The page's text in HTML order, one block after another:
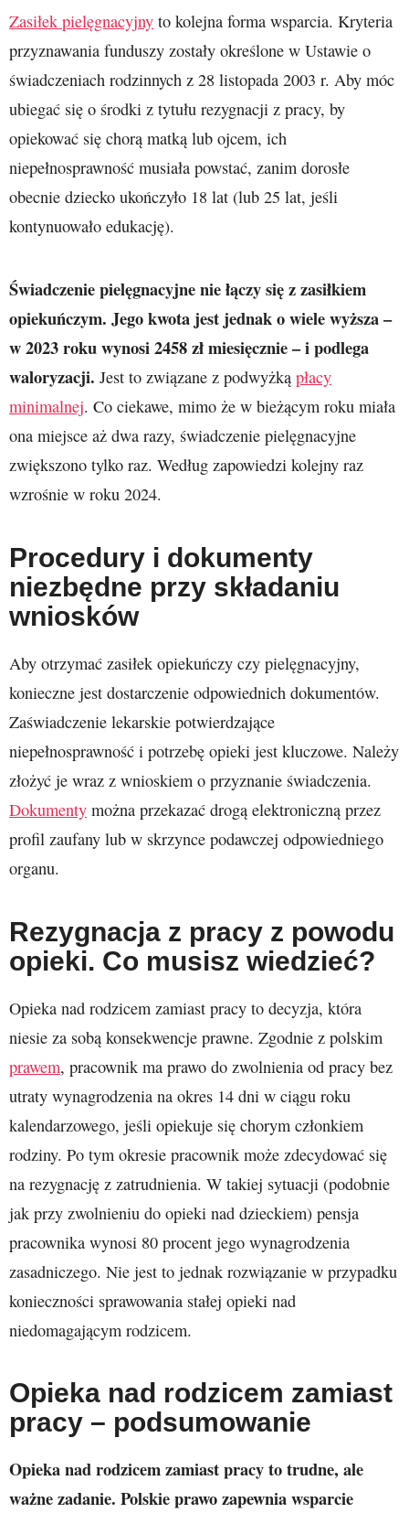
Zasiłek pielęgnacyjny to kolejna forma wsparcia. Kryteria
przyznawania funduszy zostały określone w Ustawie o
świadczeniach rodzinnych z 28 listopada 2003 r. Aby móc
ubiegać się o środki z tytułu rezygnacji z pracy, by
opiekować się chorą matką lub ojcem, ich
niepełnosprawność musiała powstać, zanim dorosłe
obecnie dziecko ukończyło 18 lat (lub 25 lat, jeśli
kontynuowało edukację).
Świadczenie pielęgnacyjne nie łączy się z zasiłkiem
opiekuńczym. Jego kwota jest jednak o wiele wyższa –
w 2023 roku wynosi 2458 zł miesięcznie – i podlega
waloryzacji. Jest to związane z podwyżką płacy
minimalnej. Co ciekawe, mimo że w bieżącym roku miała
ona miejsce aż dwa razy, świadczenie pielęgnacyjne
zwiększono tylko raz. Według zapowiedzi kolejny raz
wzrośnie w roku 2024.
Procedury i dokumenty
niezbędne przy składaniu
wniosków
Aby otrzymać zasiłek opiekuńczy czy pielęgnacyjny,
konieczne jest dostarczenie odpowiednich dokumentów.
Zaświadczenie lekarskie potwierdzające
niepełnosprawność i potrzebę opieki jest kluczowe. Należy
złożyć je wraz z wnioskiem o przyznanie świadczenia.
Dokumenty można przekazać drogą elektroniczną przez
profil zaufany lub w skrzynce podawczej odpowiedniego
organu.
Rezygnacja z pracy z powodu
opieki. Co musisz wiedzieć?
Opieka nad rodzicem zamiast pracy to decyzja, która
niesie za sobą konsekwencje prawne. Zgodnie z polskim
prawem, pracownik ma prawo do zwolnienia od pracy bez
utraty wynagrodzenia na okres 14 dni w ciągu roku
kalendarzowego, jeśli opiekuje się chorym członkiem
rodziny. Po tym okresie pracownik może zdecydować się
na rezygnację z zatrudnienia. W takiej sytuacji (podobnie
jak przy zwolnieniu do opieki nad dzieckiem) pensja
pracownika wynosi 80 procent jego wynagrodzenia
zasadniczego. Nie jest to jednak rozwiązanie w przypadku
konieczności sprawowania stałej opieki nad
niedomagającym rodzicem.
Opieka nad rodzicem zamiast
pracy – podsumowanie
Opieka nad rodzicem zamiast pracy to trudne, ale
ważne zadanie. Polskie prawo zapewnia wsparcie